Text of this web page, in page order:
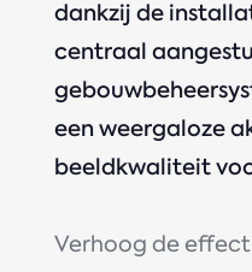
dankzij de
centraal
een weergaloze
beeldkwaliteit
Verhoog de